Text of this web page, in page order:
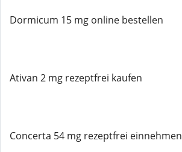
Dormicum 15 mg online bestellen
Ativan 2 mg rezeptfrei kaufen
Concerta 54 mg rezeptfrei einnehmen